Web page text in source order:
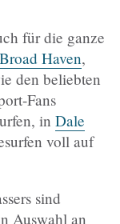
für die ganze
Broad Haven,
den beliebten
Fans
in Dale
voll auf
sind
Auswahl an